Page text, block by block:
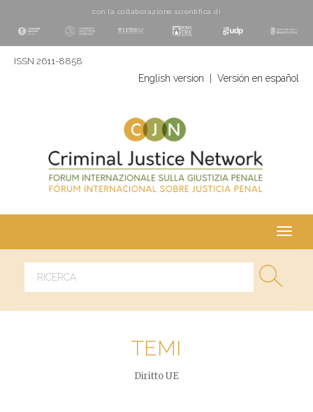
con la collaborazione scientifica di
ISSN 2611-8858
English version Versión en español
TEMI
Diritto UE